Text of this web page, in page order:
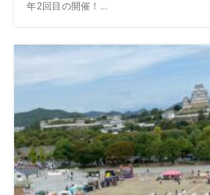
年2回目の開催！...